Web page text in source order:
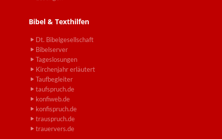
Bibel & Texthilfen
Dt. Bibelgesellschaft
Bibelserver
Tageslosungen
Kirchenjahr erläutert
Taufbegleiter
taufspruch.de
konfiweb.de
konfispruch.de
trauspruch.de
trauervers.de